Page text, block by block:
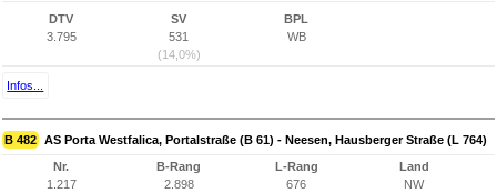
DTV
3.795
SV
531
(14,0%)
BPL
WB
Infos...
B 482 AS Porta Westfalica, Portalstraße (B 61) - Neesen, Hausberger Straße (L 764)
Nr.
1.217
B-Rang
2.898
L-Rang
676
Land
NW